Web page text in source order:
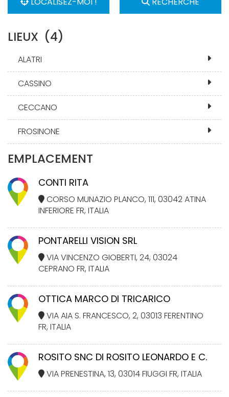
LIEUX (4)
ALATRI
CASSINO
CECCANO
FROSINONE
EMPLACEMENT
CONTI RITA
CORSO MUNAZIO PLANCO, 111, 03042 ATINA
INFERIORE FR, ITALIA
PONTARELLI VISION SRL
VIA VINCENZO GIOBERTI, 24, 03024
CEPRANO FR, ITALIA
OTTICA MARCO DI TRICARICO
VIA AIA S. FRANCESCO, 2, 03013 FERENTINO
FR, ITALIA
ROSITO SNC DI ROSITO LEONARDO E C.
VIA PRENESTINA, 13, 03014 FIUGGI FR, ITALIA